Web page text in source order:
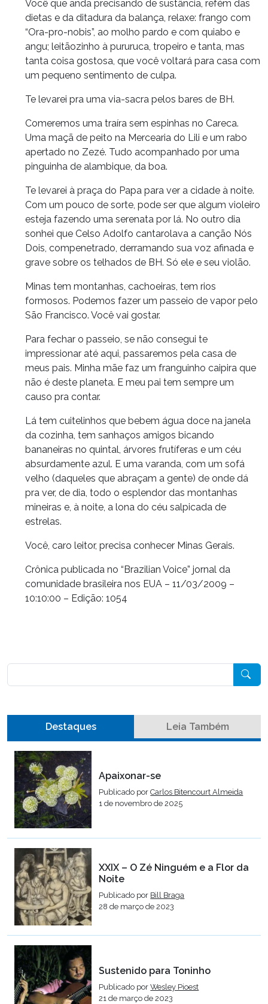
Você que anda precisando de sustância, refém das
dietas e da ditadura da balança, relaxe: frango com
“Ora-pro-nobis”, ao molho pardo e com quiabo e
angu; leitãozinho à pururuca, tropeiro e tanta, mas
tanta coisa gostosa, que você voltará para casa com
um pequeno sentimento de culpa.
Te levarei pra uma via-sacra pelos bares de BH.
Comeremos uma traíra sem espinhas no Careca.
Uma maçã de peito na Mercearia do Lili e um rabo
apertado no Zezé. Tudo acompanhado por uma
pinguinha de alambique, da boa.
Te levarei à praça do Papa para ver a cidade à noite.
Com um pouco de sorte, pode ser que algum violeiro
esteja fazendo uma serenata por lá. No outro dia
sonhei que Celso Adolfo cantarolava a canção Nós
Dois, compenetrado, derramando sua voz afinada e
grave sobre os telhados de BH. Só ele e seu violão.
Minas tem montanhas, cachoeiras, tem rios
formosos. Podemos fazer um passeio de vapor pelo
São Francisco. Você vai gostar.
Para fechar o passeio, se não consegui te
impressionar até aqui, passaremos pela casa de
meus pais. Minha mãe faz um franguinho caipira que
não é deste planeta. E meu pai tem sempre um
causo pra contar.
Lá tem cuitelinhos que bebem água doce na janela
da cozinha, tem sanhaços amigos bicando
bananeiras no quintal, árvores frutíferas e um céu
absurdamente azul. E uma varanda, com um sofá
velho (daqueles que abraçam a gente) de onde dá
pra ver, de dia, todo o esplendor das montanhas
mineiras e, à noite, a lona do céu salpicada de
estrelas.
Você, caro leitor, precisa conhecer Minas Gerais.
Crônica publicada no “Brazilian Voice” jornal da
comunidade brasileira nos EUA – 11/03/2009 –
10:10:00 – Edição: 1054
Destaques Leia Também
Apaixonar-se
Publicado porCarlos Bitencourt Almeida
1 de novembro de 2025
XXIX – O Zé Ninguém e a Flor da
Noite
Publicado por Bill Braga
28 de março de 2023
Sustenido para Toninho
Publicado porWesley Pioest
21 de março de 2023